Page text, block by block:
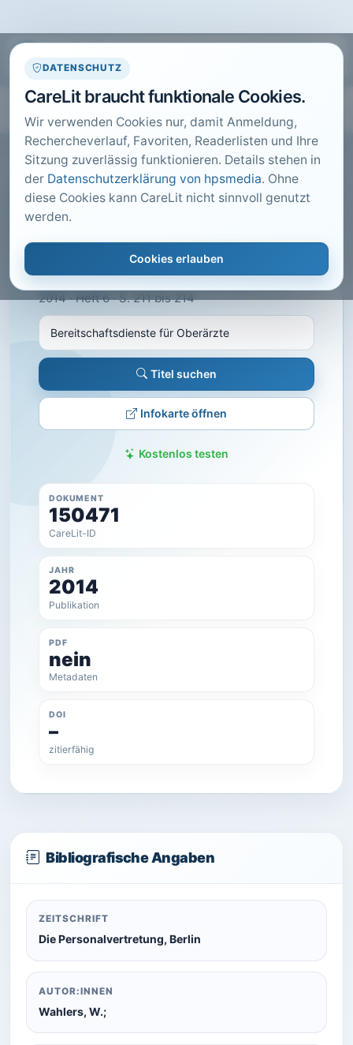
DATENSCHUTZ
CareLit braucht funktionale Cookies.
Wir verwenden Cookies nur, damit Anmeldung,
Rechercheverlauf, Favoriten, Readerlisten und Ihre
Sitzung zuverlässig funktionieren. Details stehen in
der Datenschutzerklärung von hpsmedia. Ohne
diese Cookies kann CareLit nicht sinnvoll genutzt
werden.
Cookies erlauben
CARELIT FACHARTIKEL
Bereitschaftsdienste für
Oberärzte
2014 · Heft 6 · S. 211 bis 214
Titel suchen
Infokarte öffnen
Kostenlos testen
DOKUMENT
150471
CareLit-ID
JAHR
2014
Publikation
PDF
nein
Metadaten
DOI
–
zitierfähig
Bibliografische Angaben
ZEITSCHRIFT
Die Personalvertretung, Berlin
AUTOR:INNEN
Wahlers, W.;